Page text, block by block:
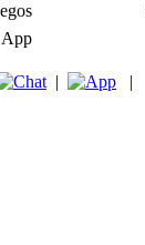
App
| |